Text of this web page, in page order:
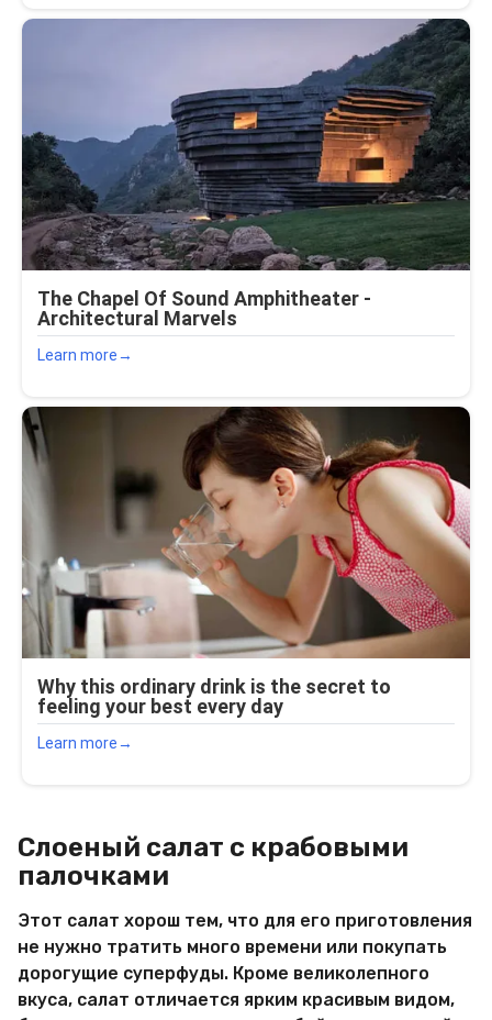
Слоеный салат с крабовыми
палочками
Этот салат хорош тем, что для его приготовления
не нужно тратить много времени или покупать
дорогущие суперфуды. Кроме великолепного
вкуса, салат отличается ярким красивым видом,